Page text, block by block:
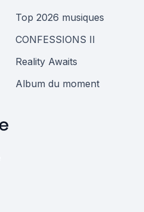
Top 2026 musiques
CONFESSIONS II
Reality Awaits
Album du moment